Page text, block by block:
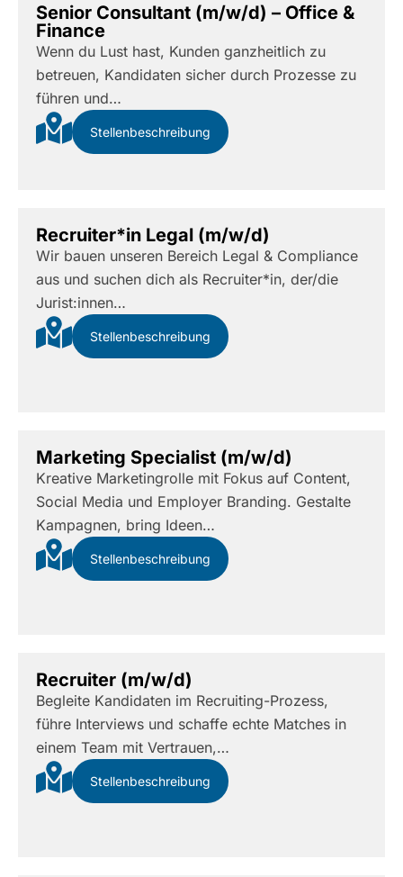
Senior Consultant (m/w/d) – Office &
Finance
Wenn du Lust hast, Kunden ganzheitlich zu
betreuen, Kandidaten sicher durch Prozesse zu
führen und…
Stellenbeschreibung
Recruiter*in Legal (m/w/d)
Wir bauen unseren Bereich Legal & Compliance
aus und suchen dich als Recruiter*in, der/die
Jurist:innen…
Stellenbeschreibung
Marketing Specialist (m/w/d)
Kreative Marketingrolle mit Fokus auf Content,
Social Media und Employer Branding. Gestalte
Kampagnen, bring Ideen…
Stellenbeschreibung
Recruiter (m/w/d)
Begleite Kandidaten im Recruiting-Prozess,
führe Interviews und schaffe echte Matches in
einem Team mit Vertrauen,…
Stellenbeschreibung